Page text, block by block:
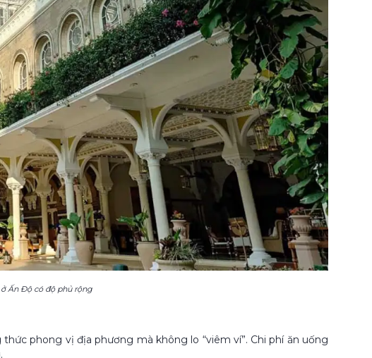
Ấn Độ có độ phủ rộng
phong vị địa phương mà không lo “viêm ví”. Chi phí ăn uống